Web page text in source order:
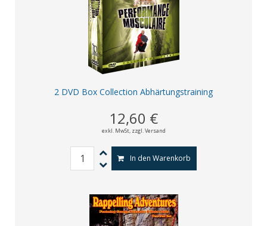
2 DVD Box Collection Abhärtungstraining
12,60 €
exkl. MwSt, zzgl. Versand
In den Warenkorb